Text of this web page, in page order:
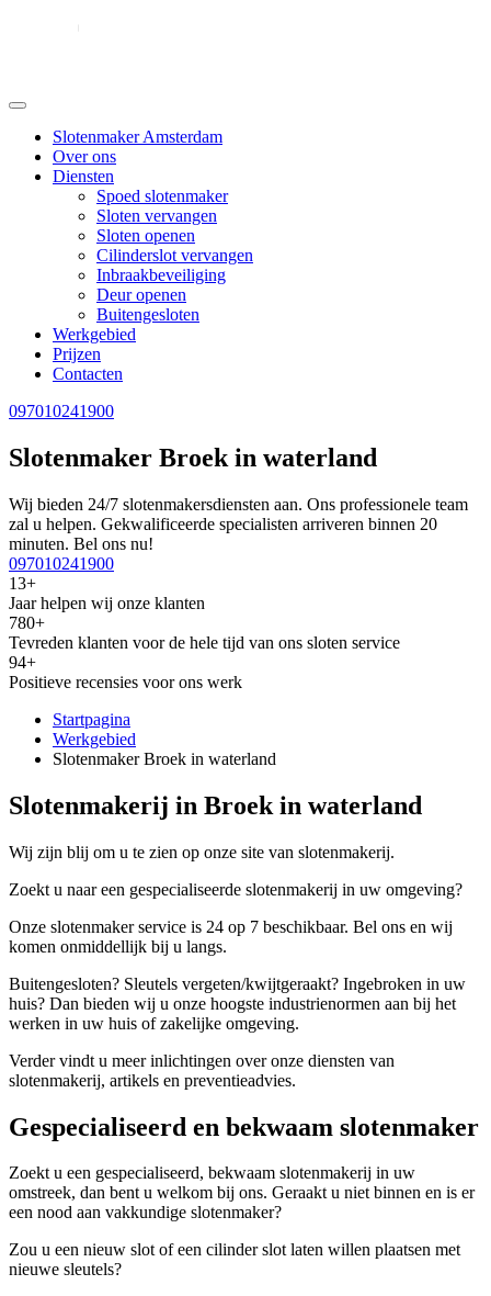
Slotenmaker Amsterdam
Over ons
Diensten
Spoed slotenmaker
Sloten vervangen
Sloten openen
Cilinderslot vervangen
Inbraakbeveiliging
Deur openen
Buitengesloten
Werkgebied
Prijzen
Contacten
097010241900
Slotenmaker Broek in waterland
Wij bieden 24/7 slotenmakersdiensten aan. Ons professionele team
zal u helpen. Gekwalificeerde specialisten arriveren binnen 20
minuten. Bel ons nu!
097010241900
13+
Jaar helpen wij onze klanten
780+
Tevreden klanten voor de hele tijd van ons sloten service
94+
Positieve recensies voor ons werk
Startpagina
Werkgebied
Slotenmaker Broek in waterland
Slotenmakerij in Broek in waterland
Wij zijn blij om u te zien op onze site van slotenmakerij.
Zoekt u naar een gespecialiseerde slotenmakerij in uw omgeving?
Onze slotenmaker service is 24 op 7 beschikbaar. Bel ons en wij
komen onmiddellijk bij u langs.
Buitengesloten? Sleutels vergeten/kwijtgeraakt? Ingebroken in uw
huis? Dan bieden wij u onze hoogste industrienormen aan bij het
werken in uw huis of zakelijke omgeving.
Verder vindt u meer inlichtingen over onze diensten van
slotenmakerij, artikels en preventieadvies.
Gespecialiseerd en bekwaam slotenmaker
Zoekt u een gespecialiseerd, bekwaam slotenmakerij in uw
omstreek, dan bent u welkom bij ons. Geraakt u niet binnen en is er
een nood aan vakkundige slotenmaker?
Zou u een nieuw slot of een cilinder slot laten willen plaatsen met
nieuwe sleutels?